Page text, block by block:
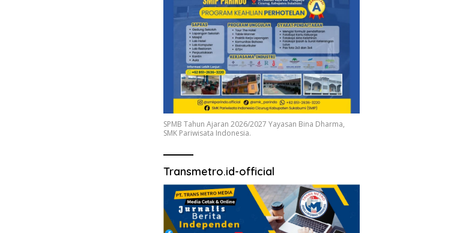
SPMB Tahun Ajaran 2026/2027 Yayasan Bina Dharma,
SMK Pariwisata Indonesia.
Transmetro.id-official